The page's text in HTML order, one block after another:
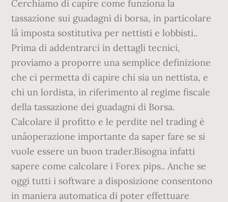
Cerchiamo di capire come funziona la
tassazione sui guadagni di borsa, in particolare
lâ imposta sostitutiva per nettisti e lobbisti..
Prima di addentrarci in dettagli tecnici,
proviamo a proporre una semplice definizione
che ci permetta di capire chi sia un nettista, e
chi un lordista, in riferimento al regime fiscale
della tassazione dei guadagni di Borsa.
Calcolare il profitto e le perdite nel trading è
unâoperazione importante da saper fare se si
vuole essere un buon trader.Bisogna infatti
sapere come calcolare i Forex pips.. Anche se
oggi tutti i software a disposizione consentono
in maniera automatica di poter effettuare